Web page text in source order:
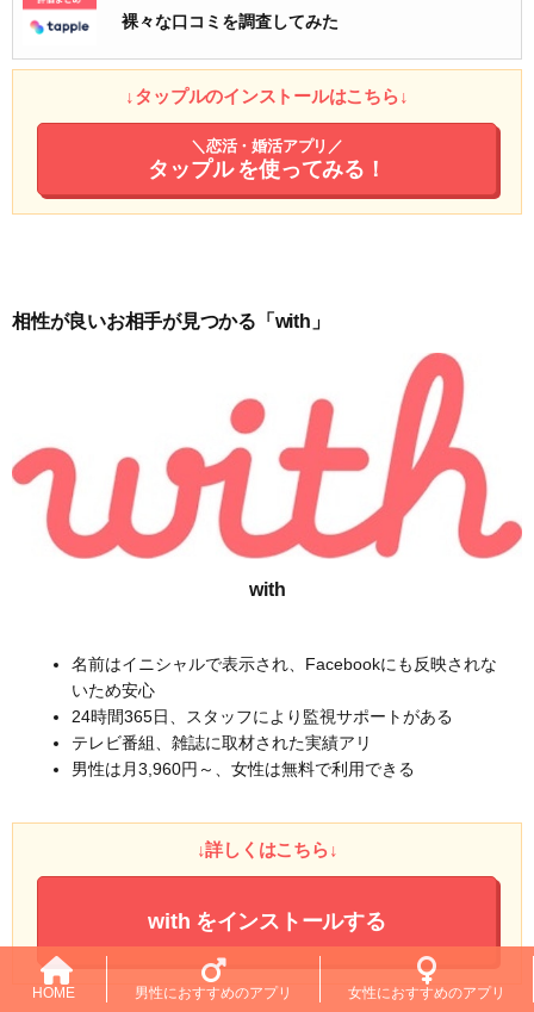
HOME 男性におすすめのアプリ 女性におすすめのアプリ
裸々な口コミを調査してみた
↓タップルのインストールはこちら↓
＼恋活・婚活アプリ／
タップル を使ってみる！
相性が良いお相手が見つかる「with」
with
名前はイニシャルで表示され、Facebookにも反映されな
いため安心
24時間365日、スタッフにより監視サポートがある
テレビ番組、雑誌に取材された実績アリ
男性は月3,960円～、女性は無料で利用できる
↓詳しくはこちら↓
with をインストールする